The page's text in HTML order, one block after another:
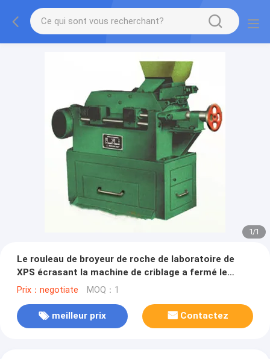
1/1
Le rouleau de broyeur de roche de laboratoire de
XPS écrasant la machine de criblage a fermé le
broyeur de mâchoire de paires
Prix：negotiate MOQ：1
meilleur prix Contactez